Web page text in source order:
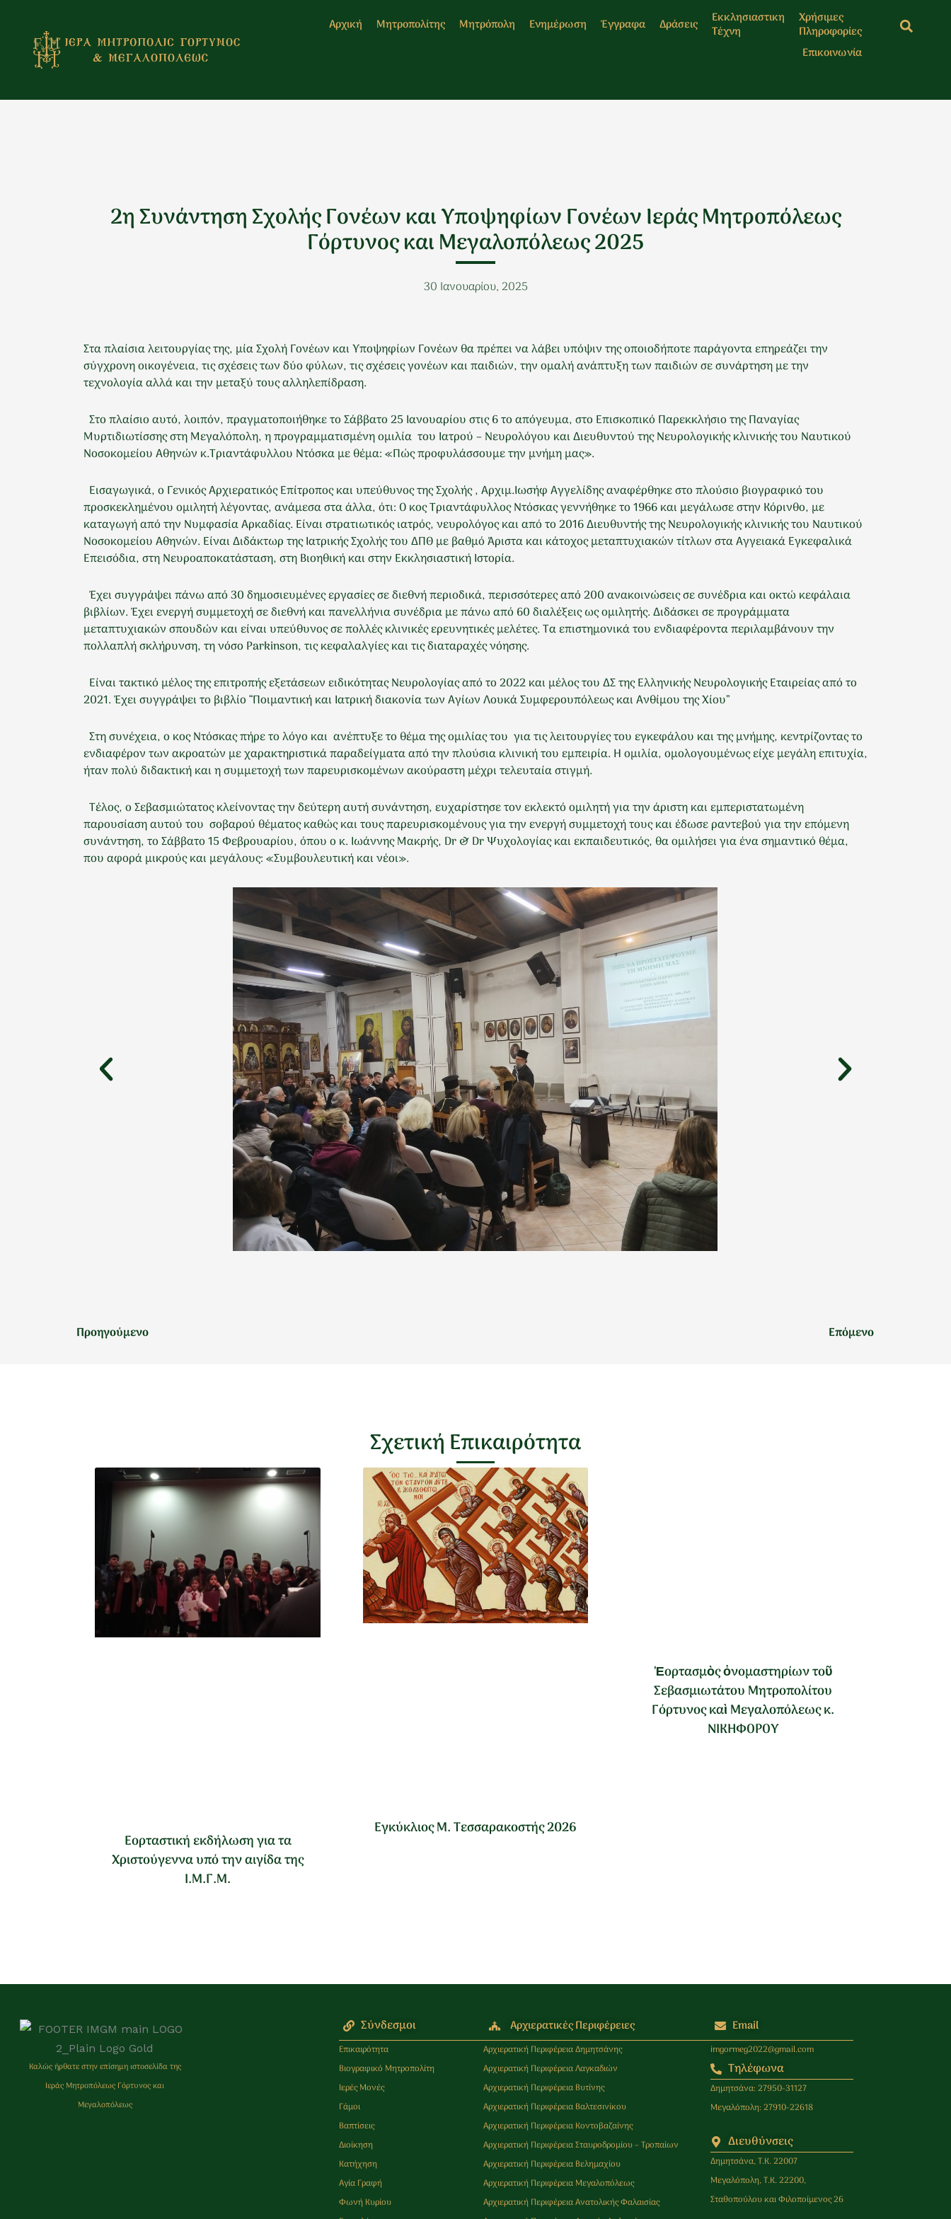
περιεχόμενο
Αρχική Μητροπολίτης Μητρόπολη Ενημέρωση Έγγραφα Δράσεις
Εκκλησιαστικη
Τέχνη
Χρήσιμες
Πληροφορίες
Επικοινωνία
2η Συνάντηση Σχολής Γονέων και Υποψηφίων Γονέων Ιεράς Μητροπόλεως
Γόρτυνος και Μεγαλοπόλεως 2025
30 Ιανουαρίου, 2025
Στα πλαίσια λειτουργίας της, μία Σχολή Γονέων και Υποψηφίων Γονέων θα πρέπει να λάβει υπόψιν της οποιοδήποτε παράγοντα επηρεάζει την
σύγχρονη οικογένεια, τις σχέσεις των δύο φύλων, τις σχέσεις γονέων και παιδιών, την ομαλή ανάπτυξη των παιδιών σε συνάρτηση με την
τεχνολογία αλλά και την μεταξύ τους αλληλεπίδραση.
Στο πλαίσιο αυτό, λοιπόν, πραγματοποιήθηκε το Σάββατο 25 Ιανουαρίου στις 6 το απόγευμα, στο Επισκοπικό Παρεκκλήσιο της Παναγίας
Μυρτιδιωτίσσης στη Μεγαλόπολη, η προγραμματισμένη ομιλία του Ιατρού – Νευρολόγου και Διευθυντού της Νευρολογικής κλινικής του Ναυτικού
Νοσοκομείου Αθηνών κ.Τριαντάφυλλου Ντόσκα με θέμα: «Πώς προφυλάσσουμε την μνήμη μας».
Εισαγωγικά, ο Γενικός Αρχιερατικός Επίτροπος και υπεύθυνος της Σχολής , Αρχιμ.Ιωσήφ Αγγελίδης αναφέρθηκε στο πλούσιο βιογραφικό του
προσκεκλημένου ομιλητή λέγοντας, ανάμεσα στα άλλα, ότι: Ο κος Τριαντάφυλλος Ντόσκας γεννήθηκε το 1966 και μεγάλωσε στην Κόρινθο, με
καταγωγή από την Νυμφασία Αρκαδίας. Είναι στρατιωτικός ιατρός, νευρολόγος και από το 2016 Διευθυντής της Νευρολογικής κλινικής του Ναυτικού
Νοσοκομείου Αθηνών. Είναι Διδάκτωρ της Ιατρικής Σχολής του ΔΠΘ με βαθμό Άριστα και κάτοχος μεταπτυχιακών τίτλων στα Αγγειακά Εγκεφαλικά
Επεισόδια, στη Νευροαποκατάσταση, στη Βιοηθική και στην Εκκλησιαστική Ιστορία.
Έχει συγγράψει πάνω από 30 δημοσιευμένες εργασίες σε διεθνή περιοδικά, περισσότερες από 200 ανακοινώσεις σε συνέδρια και οκτώ κεφάλαια
βιβλίων. Έχει ενεργή συμμετοχή σε διεθνή και πανελλήνια συνέδρια με πάνω από 60 διαλέξεις ως ομιλητής. Διδάσκει σε προγράμματα
μεταπτυχιακών σπουδών και είναι υπεύθυνος σε πολλές κλινικές ερευνητικές μελέτες. Τα επιστημονικά του ενδιαφέροντα περιλαμβάνουν την
πολλαπλή σκλήρυνση, τη νόσο Parkinson, τις κεφαλαλγίες και τις διαταραχές νόησης.
Είναι τακτικό μέλος της επιτροπής εξετάσεων ειδικότητας Νευρολογίας από το 2022 και μέλος του ΔΣ της Ελληνικής Νευρολογικής Εταιρείας από το
2021. Έχει συγγράψει το βιβλίο “Ποιμαντική και Ιατρική διακονία των Αγίων Λουκά Συμφερουπόλεως και Ανθίμου της Χίου”
Στη συνέχεια, ο κος Ντόσκας πήρε το λόγο και ανέπτυξε το θέμα της ομιλίας του για τις λειτουργίες του εγκεφάλου και της μνήμης, κεντρίζοντας το
ενδιαφέρον των ακροατών με χαρακτηριστικά παραδείγματα από την πλούσια κλινική του εμπειρία. Η ομιλία, ομολογουμένως είχε μεγάλη επιτυχία,
ήταν πολύ διδακτική και η συμμετοχή των παρευρισκομένων ακούραστη μέχρι τελευταία στιγμή.
Τέλος, ο Σεβασμιώτατος κλείνοντας την δεύτερη αυτή συνάντηση, ευχαρίστησε τον εκλεκτό ομιλητή για την άριστη και εμπεριστατωμένη
παρουσίαση αυτού του σοβαρού θέματος καθώς και τους παρευρισκομένους για την ενεργή συμμετοχή τους και έδωσε ραντεβού για την επόμενη
συνάντηση, το Σάββατο 15 Φεβρουαρίου, όπου ο κ. Ιωάννης Μακρής, Dr & Dr Ψυχολογίας και εκπαιδευτικός, θα ομιλήσει για ένα σημαντικό θέμα,
που αφορά μικρούς και μεγάλους: «Συμβουλευτική και νέοι».
Προηγούμενο Επόμενο
Σχετική Επικαιρότητα
Εορταστική εκδήλωση για τα
Χριστούγεννα υπό την αιγίδα της
Ι.Μ.Γ.Μ.
Εγκύκλιος Μ. Τεσσαρακοστής 2026
Ἑορτασμὸς ὀνομαστηρίων τοῦ
Σεβασμιωτάτου Μητροπολίτου
Γόρτυνος καὶ Μεγαλοπόλεως κ.
ΝΙΚΗΦΟΡΟΥ
Καλώς ήρθατε στην επίσημη ιστοσελίδα της
Ιεράς Μητρoπόλεως Γόρτυνος και
Μεγαλοπόλεως
Σύνδεσμοι
Επικαιρότητα
Βιογραφικό Μητροπολίτη
Ιερές Μονές
Γάμοι
Βαπτίσεις
Διοίκηση
Κατήχηση
Αγία Γραφή
Φωνή Κυρίου
Αρχιερατικές Περιφέρειες
Αρχιερατική Περιφέρεια Δημητσάνης
Αρχιερατική Περιφέρεια Λαγκαδιών
Αρχιερατική Περιφέρεια Βυτίνης
Αρχιερατική Περιφέρεια Βαλτεσινίκου
Αρχιερατική Περιφέρεια Κοντοβαζαίνης
Αρχιερατική Περιφέρεια Σταυροδρομίου – Τροπαίων
Αρχιερατική Περιφέρεια Βελημαχίου
Αρχιερατική Περιφέρεια Μεγαλοπόλεως
Αρχιερατική Περιφέρεια Ανατολικής Φαλαισίας
Email
imgormeg2022@gmail.com
Τηλέφωνα
Δημητσάνα: 27950-31127
Μεγαλόπολη: 27910-22618
Διευθύνσεις
Δημητσάνα, Τ.Κ. 22007
Μεγαλόπολη, Τ.Κ. 22200,
Σταθοπούλου και Φιλοποίμενος 26